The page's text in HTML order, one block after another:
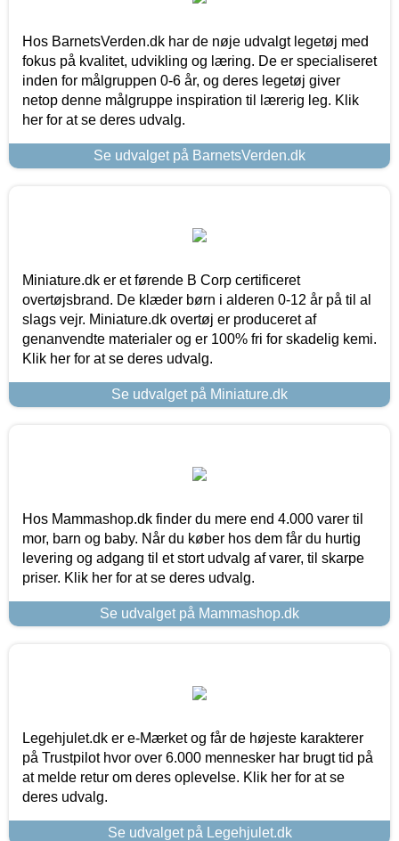
Hos BarnetsVerden.dk har de nøje udvalgt legetøj med
fokus på kvalitet, udvikling og læring. De er specialiseret
inden for målgruppen 0-6 år, og deres legetøj giver
netop denne målgruppe inspiration til lærerig leg. Klik
her for at se deres udvalg.
Se udvalget på BarnetsVerden.dk
Miniature.dk er et førende B Corp certificeret
overtøjsbrand. De klæder børn i alderen 0-12 år på til al
slags vejr. Miniature.dk overtøj er produceret af
genanvendte materialer og er 100% fri for skadelig kemi.
Klik her for at se deres udvalg.
Se udvalget på Miniature.dk
Hos Mammashop.dk finder du mere end 4.000 varer til
mor, barn og baby. Når du køber hos dem får du hurtig
levering og adgang til et stort udvalg af varer, til skarpe
priser. Klik her for at se deres udvalg.
Se udvalget på Mammashop.dk
Legehjulet.dk er e-Mærket og får de højeste karakterer
på Trustpilot hvor over 6.000 mennesker har brugt tid på
at melde retur om deres oplevelse. Klik her for at se
deres udvalg.
Se udvalget på Legehjulet.dk